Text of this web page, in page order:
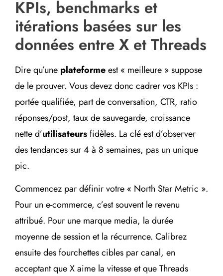
KPIs, benchmarks et
itérations basées sur les
données entre X et Threads
Dire qu’une plateformeest « meilleure » suppose
de le prouver. Vous devez donc cadrer vos KPIs :
portée qualifiée, part de conversation, CTR, ratio
réponses/post, taux de sauvegarde, croissance
nette d’utilisateursfidèles. La clé est d’observer
des tendances sur 4 à 8 semaines, pas un unique
pic.
Commencez par définir votre « North Star Metric ».
Pour un e-commerce, c’est souvent le revenu
attribué. Pour une marque media, la durée
moyenne de session et la récurrence. Calibrez
ensuite des fourchettes cibles par canal, en
acceptant que X aime la vitesse et que Threads